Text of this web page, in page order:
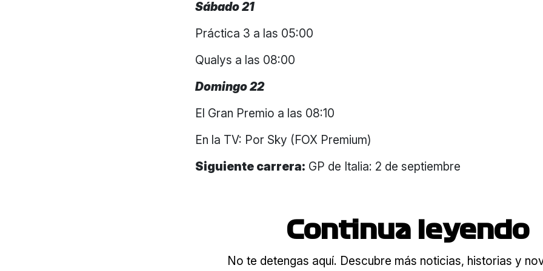
Sábado 21
Práctica 3 a las 05:00
Qualys a las 08:00
Domingo 22
El Gran Premio a las 08:10
En la TV: Por Sky (FOX Premium)
Siguiente carrera: GP de Italia: 2 de septiembre
Continua leyendo
No te detengas aquí. Descubre más noticias, historias y